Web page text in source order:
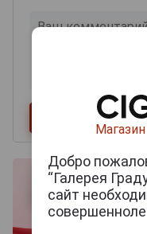
Добро
“Галерея
сайт